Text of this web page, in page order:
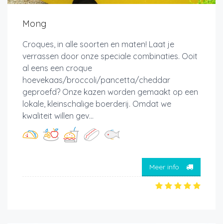
Mong
Croques, in alle soorten en maten! Laat je
verrassen door onze speciale combinaties. Ooit
al eens een croque
hoevekaas/broccoli/pancetta/cheddar
geproefd? Onze kazen worden gemaakt op een
lokale, kleinschalige boerderij. Omdat we
kwaliteit willen gev...
Meer info